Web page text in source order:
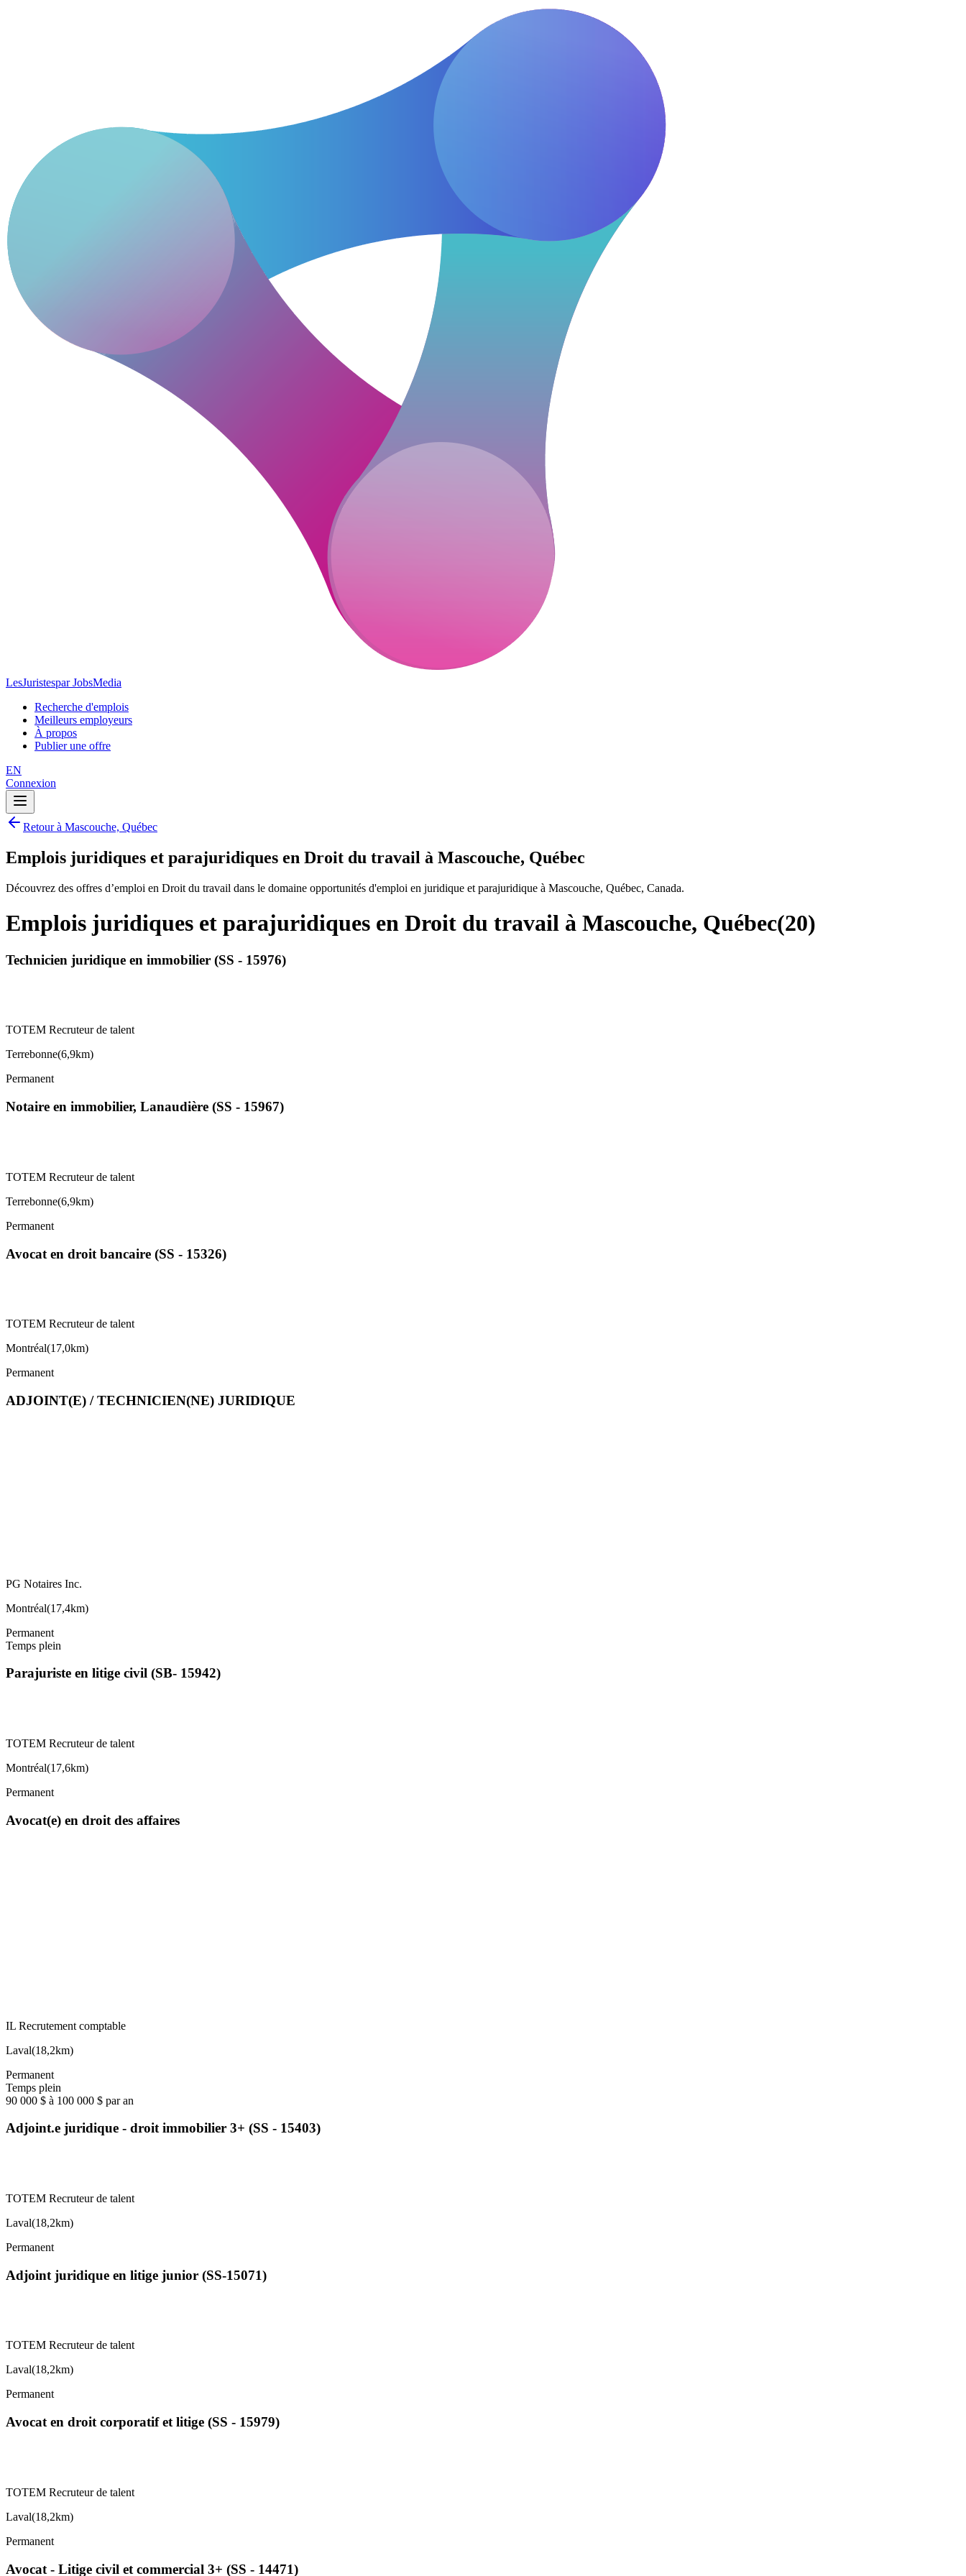
LesJuristespar JobsMedia
Recherche d'emplois
Meilleurs employeurs
À propos
Publier une offre
EN
Connexion
Retour à Mascouche, Québec
Emplois juridiques et parajuridiques en Droit du travail à Mascouche, Québec
Découvrez des offres d’emploi en Droit du travail dans le domaine opportunités d'emploi en juridique et parajuridique à Mascouche, Québec, Canada.
Emplois juridiques et parajuridiques en Droit du travail à Mascouche, Québec(20)
Technicien juridique en immobilier (SS - 15976)
TOTEM Recruteur de talent
Terrebonne(6,9km)
Permanent
Notaire en immobilier, Lanaudière (SS - 15967)
TOTEM Recruteur de talent
Terrebonne(6,9km)
Permanent
Avocat en droit bancaire (SS - 15326)
TOTEM Recruteur de talent
Montréal(17,0km)
Permanent
ADJOINT(E) / TECHNICIEN(NE) JURIDIQUE
PG Notaires Inc.
Montréal(17,4km)
Permanent
Temps plein
Parajuriste en litige civil (SB- 15942)
TOTEM Recruteur de talent
Montréal(17,6km)
Permanent
Avocat(e) en droit des affaires
IL Recrutement comptable
Laval(18,2km)
Permanent
Temps plein
90 000 $ à 100 000 $ par an
Adjoint.e juridique - droit immobilier 3+ (SS - 15403)
TOTEM Recruteur de talent
Laval(18,2km)
Permanent
Adjoint juridique en litige junior (SS-15071)
TOTEM Recruteur de talent
Laval(18,2km)
Permanent
Avocat en droit corporatif et litige (SS - 15979)
TOTEM Recruteur de talent
Laval(18,2km)
Permanent
Avocat - Litige civil et commercial 3+ (SS - 14471)